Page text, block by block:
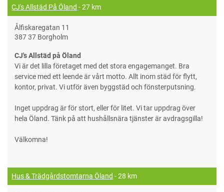
CJ's Allstäd På Öland - 27 km
Ålfiskaregatan 11
387 37 Borgholm
CJ's Allstäd på Öland
Vi är det lilla företaget med det stora engagemanget. Bra
service med ett leende är vårt motto. Allt inom städ för flytt,
kontor, privat. Vi utför även byggstäd och fönsterputsning.
Inget uppdrag är för stort, eller för litet. Vi tar uppdrag över
hela Öland. Tänk på att hushållsnära tjänster är avdragsgilla!
Välkomna!
Hus & Trädgårdstomtarna Öland - 28 km